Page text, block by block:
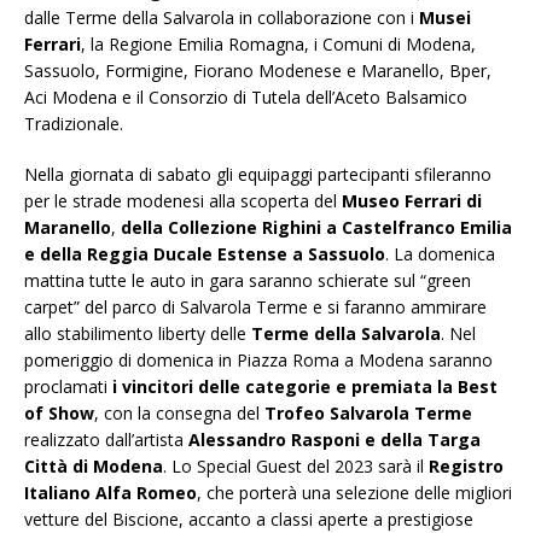
dalle Terme della Salvarola in collaborazione con i Musei
Ferrari, la Regione Emilia Romagna, i Comuni di Modena,
Sassuolo, Formigine, Fiorano Modenese e Maranello, Bper,
Aci Modena e il Consorzio di Tutela dell’Aceto Balsamico
Tradizionale.
Nella giornata di sabato gli equipaggi partecipanti sfileranno
per le strade modenesi alla scoperta del Museo Ferrari di
Maranello, della Collezione Righini a Castelfranco Emilia
e della Reggia Ducale Estense a Sassuolo. La domenica
mattina tutte le auto in gara saranno schierate sul “green
carpet” del parco di Salvarola Terme e si faranno ammirare
allo stabilimento liberty delle Terme della Salvarola. Nel
pomeriggio di domenica in Piazza Roma a Modena saranno
proclamati i vincitori delle categorie e premiata la Best
of Show, con la consegna del Trofeo Salvarola Terme
realizzato dall’artista Alessandro Rasponi e della Targa
Città di Modena. Lo Special Guest del 2023 sarà il Registro
Italiano Alfa Romeo, che porterà una selezione delle migliori
vetture del Biscione, accanto a classi aperte a prestigiose